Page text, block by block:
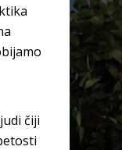
čiji